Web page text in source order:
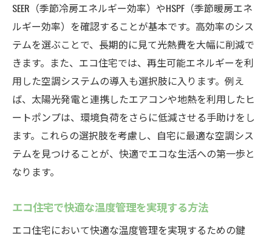
SEER（季節冷房エネルギー効率）やHSPF（季節暖房エネ
ルギー効率）を確認することが基本です。高効率のシス
テムを選ぶことで、長期的に見て光熱費を大幅に削減で
きます。また、エコ住宅では、再生可能エネルギーを利
用した空調システムの導入も選択肢に入ります。例え
ば、太陽光発電と連携したエアコンや地熱を利用したヒ
ートポンプは、環境負荷をさらに低減させる手助けをし
ます。これらの選択肢を考慮し、自宅に最適な空調シス
テムを見つけることが、快適でエコな生活への第一歩と
なります。
エコ住宅で快適な温度管理を実現する方法
エコ住宅において快適な温度管理を実現するための鍵